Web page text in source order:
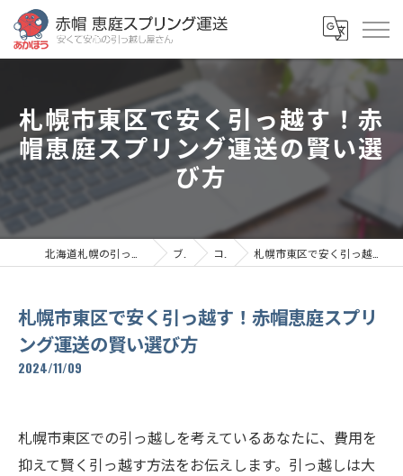
札幌市東区で安く引っ越す！赤
帽恵庭スプリング運送の賢い選
び方
ブログ コラム 札幌市東区で安く引っ越す！赤帽恵庭スプリング運送の賢い選び方
札幌市東区で安く引っ越す！赤帽恵庭スプリ
ング運送の賢い選び方
2024/11/09
札幌市東区での引っ越しを考えているあなたに、費用を
抑えて賢く引っ越す方法をお伝えします。引っ越しは大